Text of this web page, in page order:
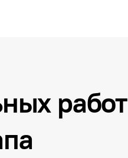
работ